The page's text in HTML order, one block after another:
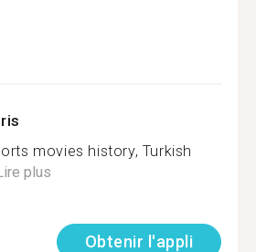
movies history, Turkish
plus
Obtenir l'appli